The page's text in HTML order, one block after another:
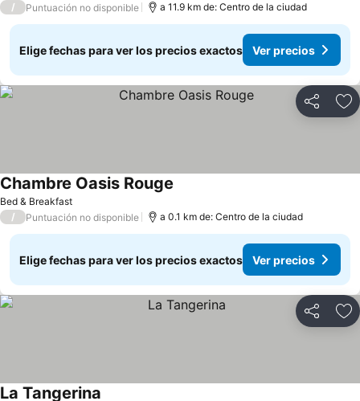
/ Puntuación no disponible a 11.9 km de: Centro de la ciudad
Elige fechas para ver los precios exactos Ver precios
Compartir
Bed & Breakfast
Chambre Oasis Rouge
/ Puntuación no disponible a 0.1 km de: Centro de la ciudad
Elige fechas para ver los precios exactos Ver precios
Compartir
La Tangerina